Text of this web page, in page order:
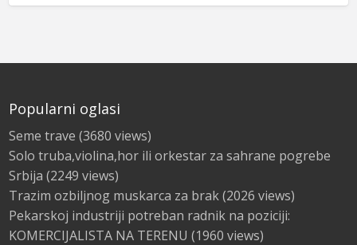
Popularni oglasi
Seme trave (3680 views)
Solo truba,violina,hor ili orkestar za sahrane pogrebe
Srbija (2249 views)
Trazim ozbiljnog muskarca za brak(2026 views)
Pekarskoj industriji potreban radnik na poziciji:
KOMERCIJALISTA NA TERENU (1960 views)